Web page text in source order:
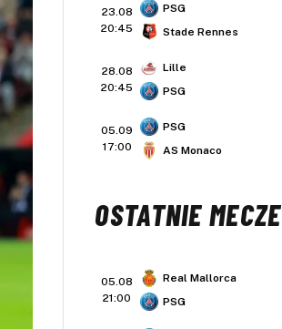
23.08
20:45
PSG
Stade Rennes
28.08
20:45
Lille
PSG
05.09
17:00
PSG
AS Monaco
OSTATNIE MECZE
05.08
21:00
Real Mallorca
PSG